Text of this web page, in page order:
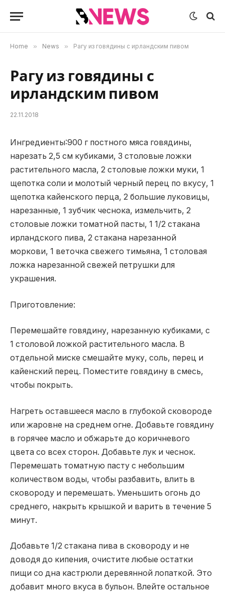
Home » News » Рагу из говядины с ирландским пивом
Рагу из говядины с
ирландским пивом
22.11.2018
Ингредиенты:900 г постного мяса говядины,
нарезать 2,5 см кубиками, 3 столовые ложки
растительного масла, 2 столовые ложки муки, 1
щепотка соли и молотый черный перец по вкусу, 1
щепотка кайенского перца, 2 большие луковицы,
нарезанные, 1 зубчик чеснока, измельчить, 2
столовые ложки томатной пасты, 1 1/2 стакана
ирландского пива, 2 стакана нарезанной
моркови, 1 веточка свежего тимьяна, 1 столовая
ложка нарезанной свежей петрушки для
украшения.
Приготовление:
Перемешайте говядину, нарезанную кубиками, с
1 столовой ложкой растительного масла. В
отдельной миске смешайте муку, соль, перец и
кайенский перец. Поместите говядину в смесь,
чтобы покрыть.
Нагреть оставшееся масло в глубокой сковороде
или жаровне на среднем огне. Добавьте говядину
в горячее масло и обжарьте до коричневого
цвета со всех сторон. Добавьте лук и чеснок.
Перемешать томатную пасту с небольшим
количеством воды, чтобы разбавить, влить в
сковороду и перемешать. Уменьшить огонь до
среднего, накрыть крышкой и варить в течение 5
минут.
Добавьте 1/2 стакана пива в сковороду и не
доводя до кипения, очистите любые остатки
пищи со дна кастрюли деревянной лопаткой. Это
добавит много вкуса в бульон. Влейте остальное